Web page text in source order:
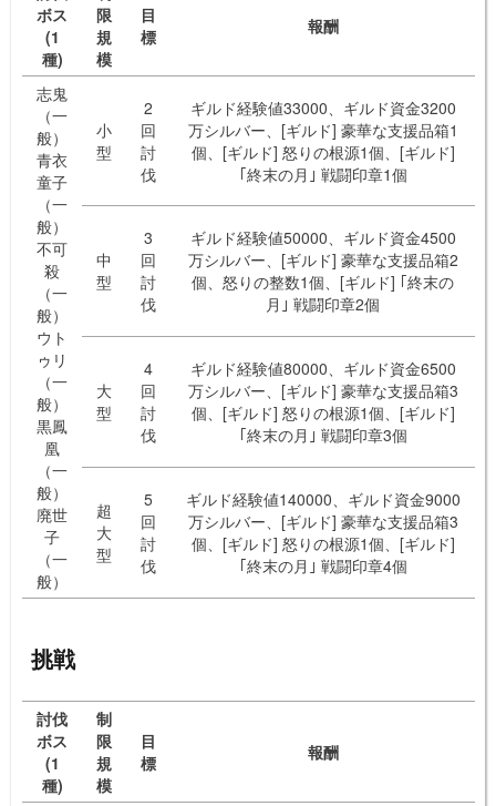
ボス
(1
種)
限
規
模
目
標
報酬
志鬼
（一
般）
青衣
童子
（一
般）
不可
殺
（一
般）
ウト
ゥリ
（一
般）
黒鳳
凰
（一
般）
廃世
子
（一
般）
小
型
2
回
討
伐
ギルド経験値33000、ギルド資金3200
万シルバー、[ギルド] 豪華な支援品箱1
個、[ギルド] 怒りの根源1個、[ギルド]
｢終末の月｣ 戦闘印章1個
中
型
3
回
討
伐
ギルド経験値50000、ギルド資金4500
万シルバー、[ギルド] 豪華な支援品箱2
個、怒りの整数1個、[ギルド] ｢終末の
月｣ 戦闘印章2個
大
型
4
回
討
伐
ギルド経験値80000、ギルド資金6500
万シルバー、[ギルド] 豪華な支援品箱3
個、[ギルド] 怒りの根源1個、[ギルド]
｢終末の月｣ 戦闘印章3個
超
大
型
5
回
討
伐
ギルド経験値140000、ギルド資金9000
万シルバー、[ギルド] 豪華な支援品箱3
個、[ギルド] 怒りの根源1個、[ギルド]
｢終末の月｣ 戦闘印章4個
挑戦
討伐
ボス
(1
種)
制
限
規
模
目
標
報酬